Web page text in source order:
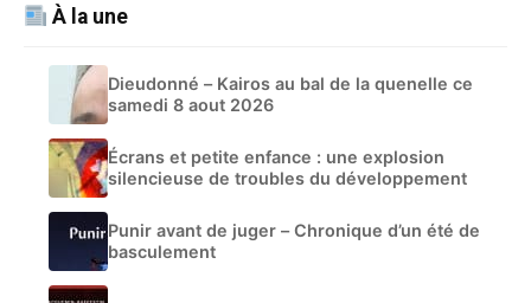
À la une
Dieudonné – Kairos au bal de la quenelle ce
samedi 8 aout 2026
Écrans et petite enfance : une explosion
silencieuse de troubles du développement
Punir avant de juger – Chronique d’un été de
basculement